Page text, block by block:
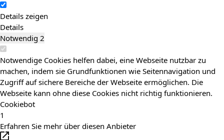
Details zeigen
Details
Notwendig 2
Notwendige Cookies helfen dabei, eine Webseite nutzbar zu
machen, indem sie Grundfunktionen wie Seitennavigation und
Zugriff auf sichere Bereiche der Webseite ermöglichen. Die
Webseite kann ohne diese Cookies nicht richtig funktionieren.
Cookiebot
1
Erfahren Sie mehr über diesen Anbieter